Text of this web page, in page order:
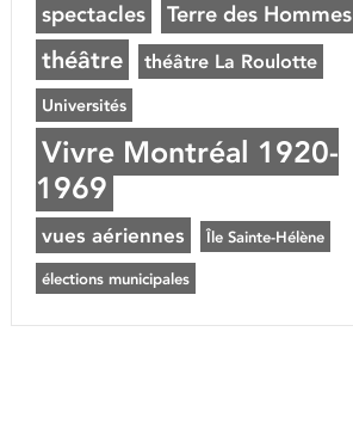
spectacles Terre des Hommes
théâtre théâtre La Roulotte
Universités
Vivre Montréal 1920-
1969
vues aériennes Île Sainte-Hélène
élections municipales